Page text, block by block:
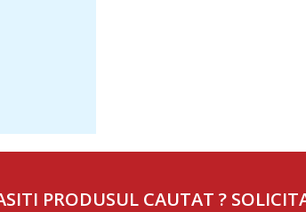
PRODUSUL CAUTAT ?